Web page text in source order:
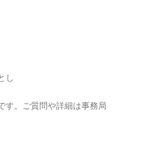
し
す。ご質問や詳細は事務局